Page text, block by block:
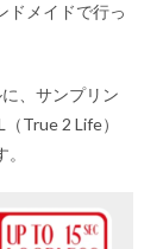
ドメイドで行っ
、サンプリン
True 2 Life）